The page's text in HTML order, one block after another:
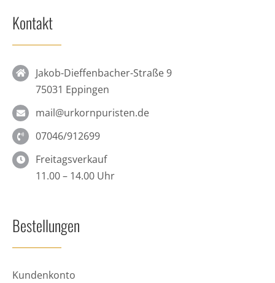
Kontakt
Jakob-Dieffenbacher-Straße 9
75031 Eppingen
mail@urkornpuristen.de
07046/912699
Freitagsverkauf
11.00 – 14.00 Uhr
Bestellungen
Kundenkonto